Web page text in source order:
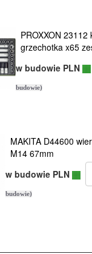
PROXXON
grzechotka x65
w budowie PLN
budowie)
MAKITA D44600
M14 67mm
w budowie PLN
budowie)